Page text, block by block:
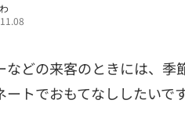
などの来客のときには、
トでおもてなししたいで